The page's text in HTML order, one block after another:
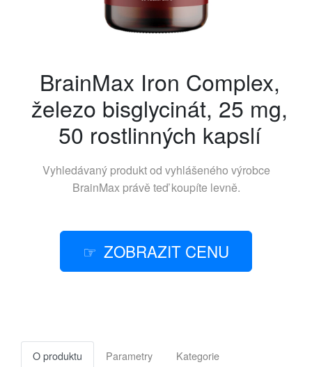
BrainMax Iron Complex,
železo bisglycinát, 25 mg,
50 rostlinných kapslí
Vyhledávaný produkt od vyhlášeného výrobce
BrainMaxprávě teď koupíte levně.
ZOBRAZIT CENU
O produktu Parametry Kategorie